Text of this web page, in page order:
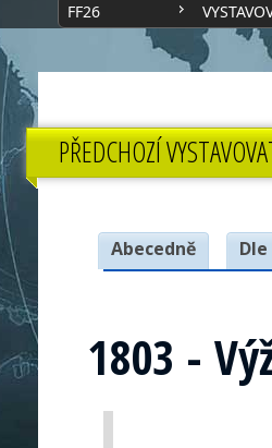
FF26
PŘEDCHOZÍ
Abecedně
1803 -